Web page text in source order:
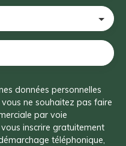
données personnelles
ne souhaitez pas faire
par voie
inscrire gratuitement
téléphonique,